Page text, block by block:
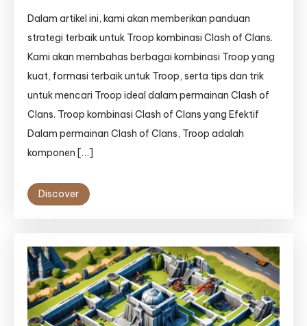
Dalam artikel ini, kami akan memberikan panduan
strategi terbaik untuk Troop kombinasi Clash of Clans.
Kami akan membahas berbagai kombinasi Troop yang
kuat, formasi terbaik untuk Troop, serta tips dan trik
untuk mencari Troop ideal dalam permainan Clash of
Clans. Troop kombinasi Clash of Clans yang Efektif
Dalam permainan Clash of Clans, Troop adalah
komponen […]
Discover